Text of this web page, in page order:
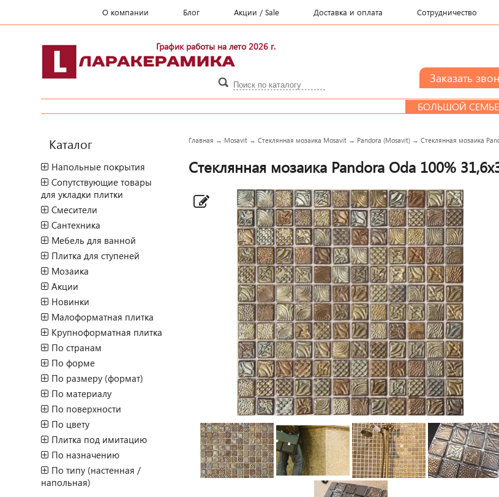
О компании Блог Акции / Sale Доставка и оплата Сотрудничество
График работы на лето 2026 г.
БОЛЬШОЙ СЕМЬЕ
Каталог
Напольные покрытия
Сопутствующие товары
для укладки плитки
Смесители
Сантехника
Мебель для ванной
Плитка для ступеней
Мозаика
Акции
Новинки
Малоформатная плитка
Крупноформатная плитка
По странам
По форме
По размеру (формат)
По материалу
По поверхности
По цвету
Плитка под имитацию
По назначению
По типу (настенная /
напольная)
Главная → Mosavit →Стеклянная мозаика Mosavit → Pandora (Mosavit) →Стеклянная мозаика
Стеклянная мозаика Pandora Oda 100%